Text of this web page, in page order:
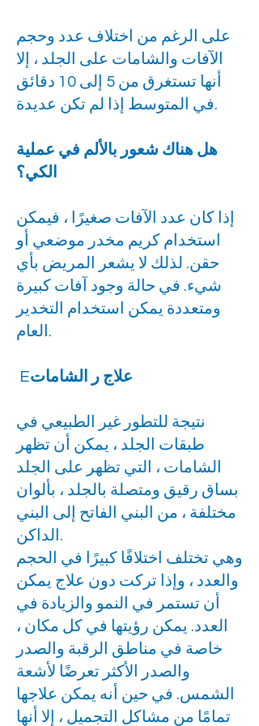
على الرغم من اختلاف عدد وحجم
الآفات والشامات على الجلد ، إلا
أنها تستغرق من 5 إلى 10 دقائق
في المتوسط إذا لم تكن عديدة.
هل هناك شعور بالألم في عملية
الكي؟
إذا كان عدد الآفات صغيرًا ، فيمكن
استخدام كريم مخدر موضعي أو
حقن. لذلك لا يشعر المريض بأي
شيء. في حالة وجود آفات كبيرة
ومتعددة يمكن استخدام التخدير
العام.
Eعلاج ر الشامات
نتيجة للتطور غير الطبيعي في
طبقات الجلد ، يمكن أن تظهر
الشامات ، التي تظهر على الجلد
بساق رقيق ومتصلة بالجلد ، بألوان
مختلفة ، من البني الفاتح إلى البني
الداكن.
وهي تختلف اختلافًا كبيرًا في الحجم
والعدد ، وإذا تركت دون علاج يمكن
أن تستمر في النمو والزيادة في
العدد. يمكن رؤيتها في كل مكان ،
خاصة في مناطق الرقبة والصدر
والصدر الأكثر تعرضًا لأشعة
الشمس. في حين أنه يمكن علاجها
تمامًا من مشاكل التجميل ، إلا أنها